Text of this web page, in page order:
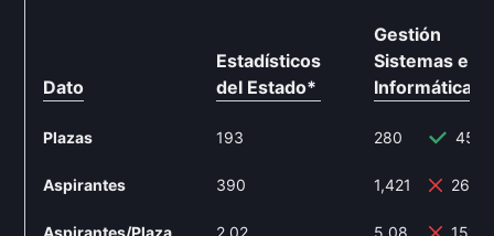
Dato
Estadísticos
del Estado*
Plazas 193
Aspirantes 390
Aspirantes/Plaza 2.02
Gestión
Sistemas e
Informática
280
1,421
5.08